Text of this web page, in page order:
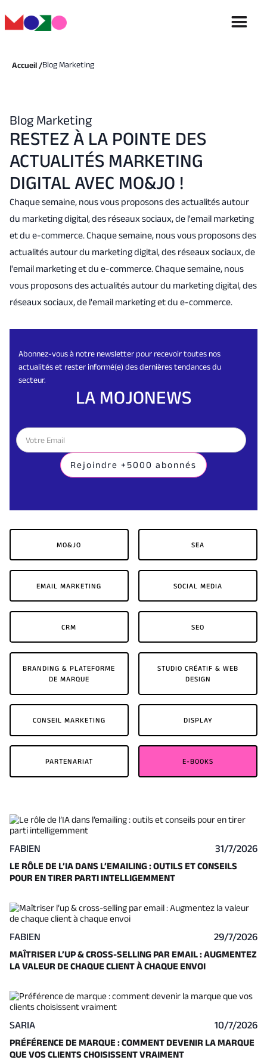
Accueil /Blog Marketing
Blog Marketing
RESTEZ À LA POINTE DES
ACTUALITÉS MARKETING
DIGITAL AVEC MO&JO !
Chaque semaine, nous vous proposons des actualités autour
du marketing digital, des réseaux sociaux, de l'email marketing
et du e-commerce. Chaque semaine, nous vous proposons des
actualités autour du marketing digital, des réseaux sociaux, de
l'email marketing et du e-commerce. Chaque semaine, nous
vous proposons des actualités autour du marketing digital, des
réseaux sociaux, de l'email marketing et du e-commerce.
Abonnez-vous à notre newsletter pour recevoir toutes nos
actualités et rester informé(e) des dernières tendances du
secteur.
LA MOJONEWS
MO&JO SEA
EMAIL MARKETING SOCIAL MEDIA
CRM SEO
BRANDING & PLATEFORME
DE MARQUE
STUDIO CRÉATIF & WEB
DESIGN
CONSEIL MARKETING DISPLAY
PARTENARIAT E-BOOKS
FABIEN 31/7/2026
LE RÔLE DE L’IA DANS L’EMAILING : OUTILS ET CONSEILS
POUR EN TIRER PARTI INTELLIGEMMENT
FABIEN 29/7/2026
MAÎTRISER L’UP & CROSS-SELLING PAR EMAIL : AUGMENTEZ
LA VALEUR DE CHAQUE CLIENT À CHAQUE ENVOI
SARIA 10/7/2026
PRÉFÉRENCE DE MARQUE : COMMENT DEVENIR LA MARQUE
QUE VOS CLIENTS CHOISISSENT VRAIMENT